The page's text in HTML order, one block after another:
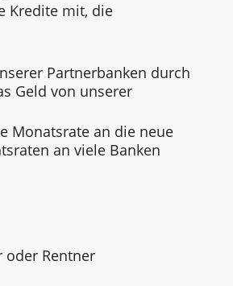
Kredite mit, die
Partnerbanken durch
Geld von unserer
Monatsrate an die neue
an viele Banken
oder Rentner